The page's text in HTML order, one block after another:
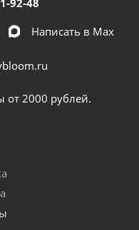
Написать в Мах
от 2000 рублей.